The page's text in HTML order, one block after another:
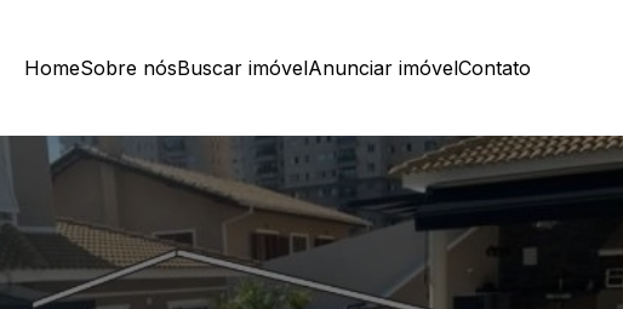
HomeSobre nósBuscar imóvelAnunciar imóvelContato